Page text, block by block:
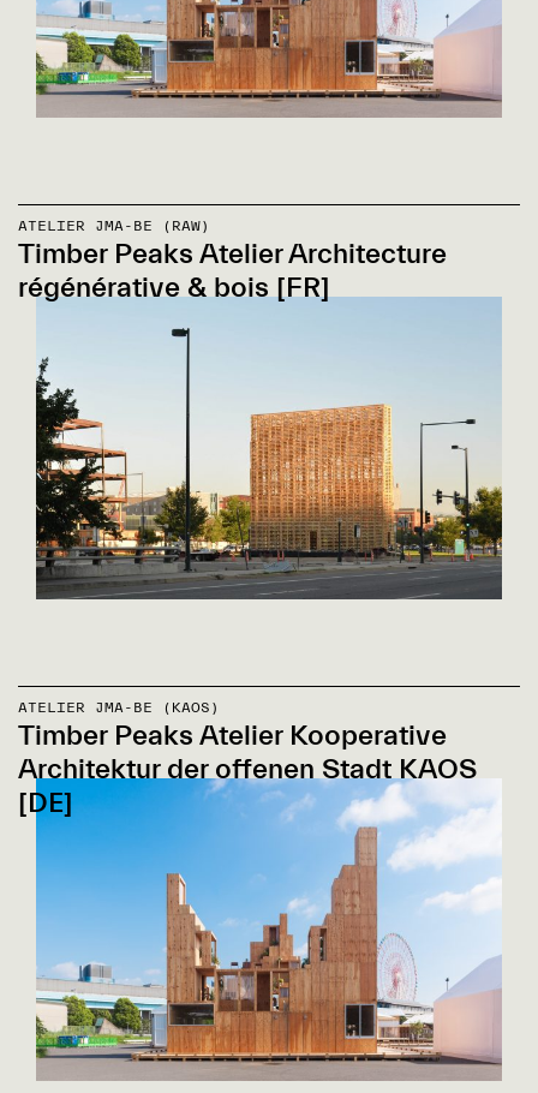
ATELIER JMA-BE (RAW)
Timber Peaks Atelier Architecture
régénérative & bois [FR]
ATELIER JMA-BE (KAOS)
Timber Peaks Atelier Kooperative
Architektur der offenen Stadt KAOS
[DE]